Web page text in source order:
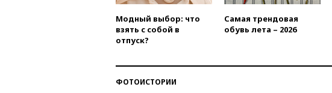
Модный выбор: что
взять с собой в
отпуск?
Самая трендовая
обувь лета – 2026
ФОТОИСТОРИИ